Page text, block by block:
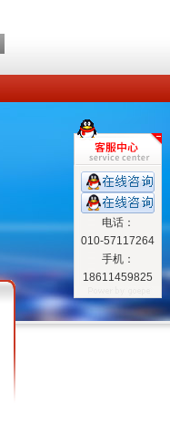
电话：
010-57117264
手机：
18611459825